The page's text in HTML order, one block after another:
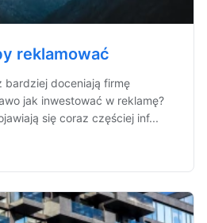
reklamować
bardziej doceniają firmę
jak inwestować w reklamę?
się coraz częściej inf...